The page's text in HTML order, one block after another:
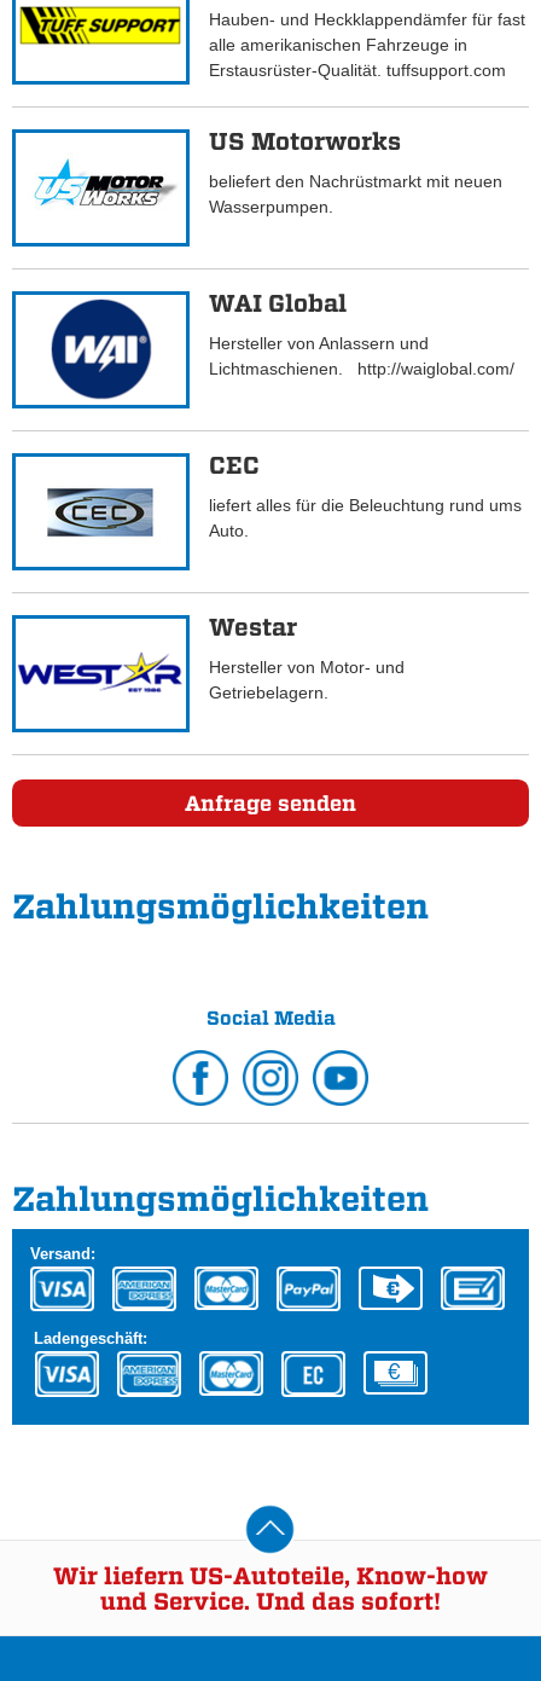
Hauben- und Heckklappendämfer für fast
alle amerikanischen Fahrzeuge in
Erstausrüster-Qualität. tuffsupport.com
US Motorworks
beliefert den Nachrüstmarkt mit neuen
Wasserpumpen.
WAI Global
Hersteller von Anlassern und
Lichtmaschienen. http://waiglobal.com/
CEC
liefert alles für die Beleuchtung rund ums
Auto.
Westar
Hersteller von Motor- und
Getriebelagern.
Anfrage senden
Zahlungs­möglichkeiten
Social Media
Zahlungs­möglichkeiten
Versand:
Ladengeschäft:
Wir liefern US-Autoteile, Know-how
und Service. Und das sofort!